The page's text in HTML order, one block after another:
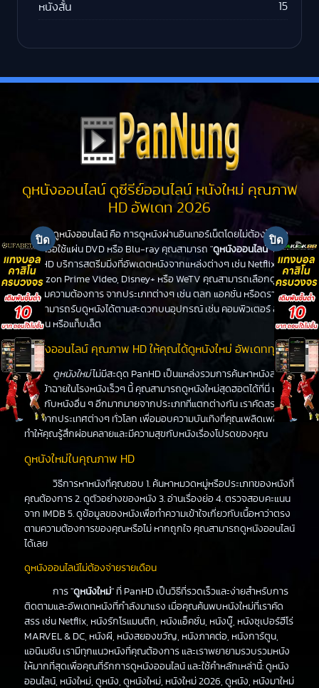
หนังสั้น 15
ดูหนังออนไลน์ ดูซีรีย์ออนไลน์ หนังใหม่ คุณภาพ
HD อัพเดท 2026
ดูหนังออนไลน์ คือ การดูหนังผ่านอินเทอร์เน็ตโดยไม่ต้องไปโรง
หนังหรือใช้แผ่น DVD หรือ Blu-ray คุณสามารถ "ดูหนังออนไลน์" ได้ที่
PanHD บริการสตรีมมิ่งที่อัพเดตหนังจากแหล่งต่างๆ เช่น Netflix,
Amazon Prime Video, Disney+ หรือ WeTV คุณสามารถเลือกดูหนัง
ได้ตามความต้องการ จากประเภทต่างๆ เช่น ตลก แอคชั่น หรือดราม่า
คุณสามารถรับดูหนังได้ตามสะดวกบนอุปกรณ์ เช่น คอมพิวเตอร์ สมา
ร์ทโฟน หรือแท็บเล็ต
ดูหนังออนไลน์ คุณภาพ HD ให้คุณได้ดูหนังใหม่ อัพเดททุกวัน
ดูหนังใหม่ไม่มีสะดุด PanHD เป็นแหล่งรวมการค้นหาหนังล่าสุด
ที่จะเข้าฉายในโรงหนังเร็วๆ นี้ คุณสามารถดูหนังใหม่สุดฮอตได้ที่นี่ เช่น
เดียวกับหนังอื่น ๆ อีกมากมายจากประเภทที่แตกต่างกัน เราคัดสรร
หนังจากประเทศต่างๆ ทั่วโลก เพื่อมอบความบันเทิงที่คุณเพลิดเพลิน
ทำให้คุณรู้สึกผ่อนคลายและมีความสุขกับหนังเรื่องโปรดของคุณ
ดูหนังใหม่ในคุณภาพ HD
วิธีการหาหนังที่คุณชอบ 1. ค้นหาหมวดหมู่หรือประเภทของหนังที่
คุณต้องการ 2. ดูตัวอย่างของหนัง 3. อ่านเรื่องย่อ 4. ตรวจสอบคะแนน
จาก IMDB 5. ดูข้อมูลของหนังเพื่อทำความเข้าใจเกี่ยวกับเนื้อหาว่าตรง
ตามความต้องการของคุณหรือไม่ หากถูกใจ คุณสามารถดูหนังออนไลน์
ได้เลย
ดูหนังออนไลน์ไม่ต้องจ่ายรายเดือน
การ "ดูหนังใหม่" ที่ PanHD เป็นวิธีที่รวดเร็วและง่ายสำหรับการ
ติดตามและอัพเดทหนังที่กำลังมาแรง เมื่อคุณค้นพบหนังใหม่ที่เราคัด
สรร เช่น Netflix, หนังรักโรแมนติก, หนังแอ็คชั่น, หนังบู๊, หนังซุเปอร์ฮีโร่
MARVEL & DC, หนังผี, หนังสยองขวัญ, หนังภาคต่อ, หนังการ์ตูน,
แอนิเมชัน เรามีทุกแนวหนังที่คุณต้องการ และเราพยายามรวบรวมหนัง
ให้มากที่สุดเพื่อคุณที่รักการดูหนังออนไลน์ และใช้คำหลักเหล่านี้: ดูหนัง
ออนไลน์, หนังใหม่, ดูหนัง, ดูหนังใหม่, หนังใหม่ 2026, ดูหนัง, หนังมาใหม่